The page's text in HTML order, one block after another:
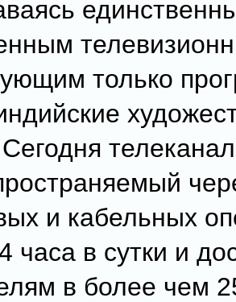
только
и кабельных
часа в сутки и
в более чем